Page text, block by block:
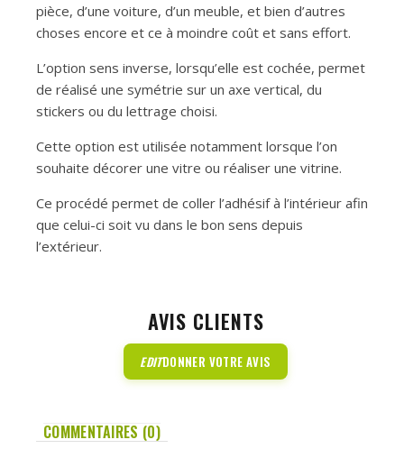
pièce, d’une voiture, d’un meuble, et bien d’autres
choses encore et ce à moindre coût et sans effort.
L’option sens inverse, lorsqu’elle est cochée, permet
de réalisé une symétrie sur un axe vertical, du
stickers ou du lettrage choisi.
Cette option est utilisée notamment lorsque l’on
souhaite décorer une vitre ou réaliser une vitrine.
Ce procédé permet de coller l’adhésif à l’intérieur afin
que celui-ci soit vu dans le bon sens depuis
l’extérieur.
AVIS CLIENTS
EDITDONNER VOTRE AVIS
COMMENTAIRES (0)